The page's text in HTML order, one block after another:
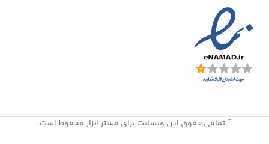
تمامی حقوق این وبسایت برای مستر ابزار محفوظ است.